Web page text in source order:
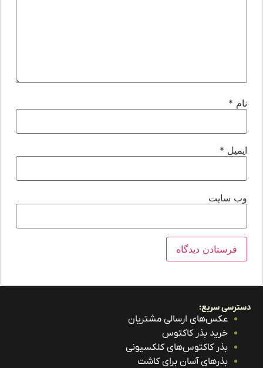
*
سایت
سریع:
عکس‌های ارسالی مشتریان
خرید بذر کاکتوس
بذر کاکتوس‌های کلکسیونی
بذرهای آسان برای کاشت